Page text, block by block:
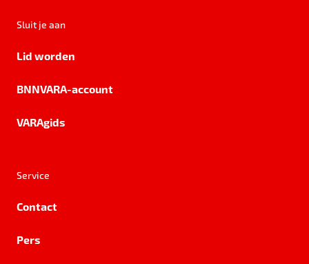
Sluit je aan
Lid worden
BNNVARA-account
VARAgids
Service
Contact
Pers